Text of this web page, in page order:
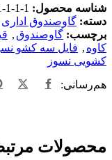
شناسه محصول: 1-1-1
دسته: گاوصندوق اداری
برچسب: گاوصندوق ,
کاوه , فایل سه کشو
کشویی نسوز
هم‌رسانی:
محصولات
سبد
سریع
compareعلاقه
به